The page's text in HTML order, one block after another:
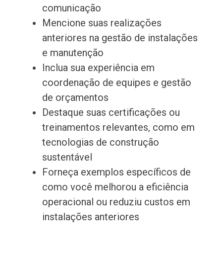
comunicação
Mencione suas realizações
anteriores na gestão de instalações
e manutenção
Inclua sua experiência em
coordenação de equipes e gestão
de orçamentos
Destaque suas certificações ou
treinamentos relevantes, como em
tecnologias de construção
sustentável
Forneça exemplos específicos de
como você melhorou a eficiência
operacional ou reduziu custos em
instalações anteriores